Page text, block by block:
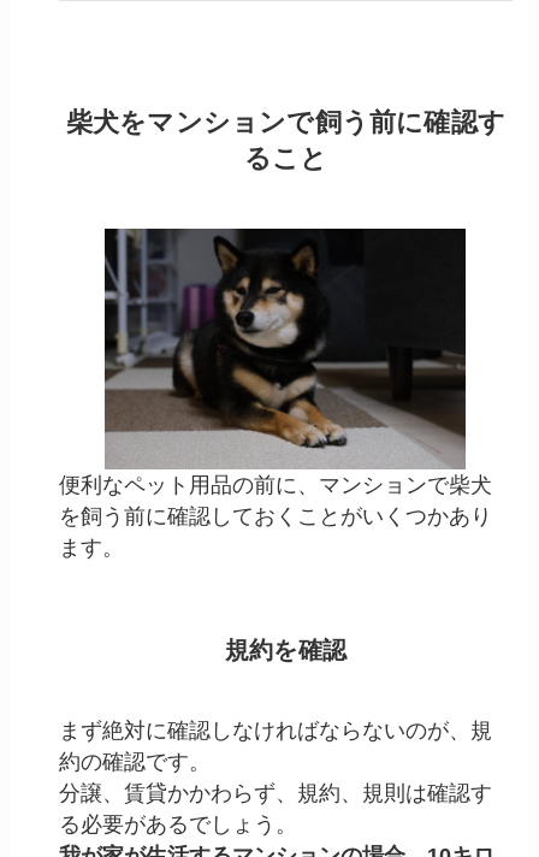
柴犬をマンションで飼う前に確認す
ること
便利なペット用品の前に、マンションで柴犬
を飼う前に確認しておくことがいくつかあり
ます。
規約を確認
まず絶対に確認しなければならないのが、規
約の確認です。
分譲、賃貸かかわらず、規約、規則は確認す
る必要があるでしょう。